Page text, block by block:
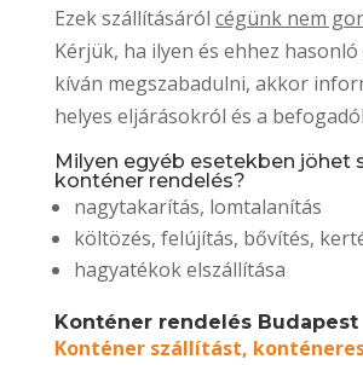
Ezek szállításáról cégünk nem
Kérjük, ha ilyen és ehhez
kíván megszabadulni, akkor
helyes eljárásokról és a
Milyen egyéb esetekben jöhet
konténer rendelés?
nagytakarítás, lomtalanítás
költözés, felújítás, bővítés,
hagyatékok elszállítása
Konténer rendelés Budapest
Konténer szállítást,